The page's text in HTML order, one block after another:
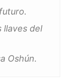
llaves del
Oshún.